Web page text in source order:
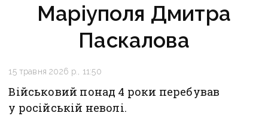
Маріуполя Дмитра
Паскалова
15 травня 2026 р., 11:50
Військовий понад 4 роки перебував
у російській неволі.